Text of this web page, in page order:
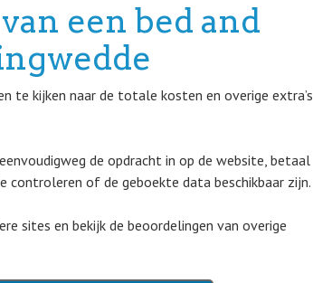
een bed and
te kijken naar de totale kosten en overige extra’s
de opdracht in op de website, betaal
controleren of de geboekte data beschikbaar zijn.
sites en bekijk de beoordelingen van overige